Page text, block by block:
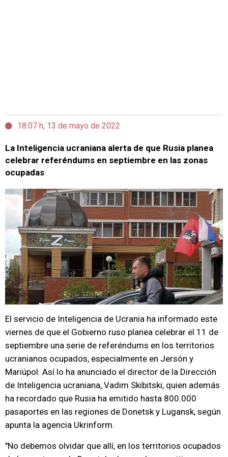
18:07 h, 13 de mayo de 2022
La Inteligencia ucraniana alerta de que Rusia planea
celebrar referéndums en septiembre en las zonas
ocupadas
El servicio de Inteligencia de Ucrania ha informado este
viernes de que el Gobierno ruso planea celebrar el 11 de
septiembre una serie de referéndums en los territorios
ucranianos ocupados, especialmente en Jersón y
Mariúpol. Así lo ha anunciado el director de la Dirección
de Inteligencia ucraniana, Vadim Skibitski, quien además
ha recordado que Rusia ha emitido hasta 800.000
pasaportes en las regiones de Donetsk y Lugansk, según
apunta la agencia Ukrinform.
"No debemos olvidar que allí, en los territorios ocupados